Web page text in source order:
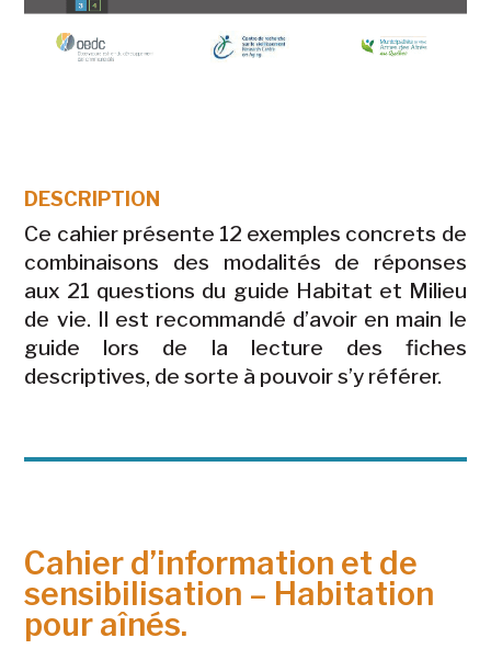
DESCRIPTION
Ce cahier présente 12 exemples concrets de
combinaisons des modalités de réponses
aux 21 questions du guide Habitat et Milieu
de vie. Il est recommandé d’avoir en main le
guide lors de la lecture des fiches
descriptives, de sorte à pouvoir s’y référer.
Cahier d’information et de
sensibilisation – Habitation
pour aînés.